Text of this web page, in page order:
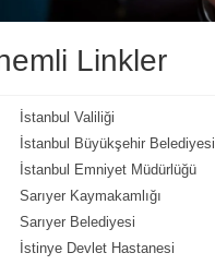
Linkler
İstanbul Valiliği
İstanbul Büyükşehir Belediyesi
İstanbul Emniyet Müdürlüğü
Sarıyer Kaymakamlığı
Sarıyer Belediyesi
İstinye Devlet Hastanesi